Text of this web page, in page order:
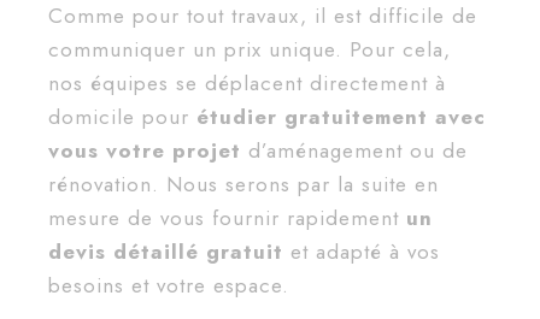
Comme pour tout travaux, il est difficile de
communiquer un prix unique. Pour cela,
nos équipes se déplacent directement à
domicile pour étudier gratuitement avec
vous votre projet d’aménagement ou de
rénovation. Nous serons par la suite en
mesure de vous fournir rapidement un
devis détaillé gratuit et adapté à vos
besoins et votre espace.